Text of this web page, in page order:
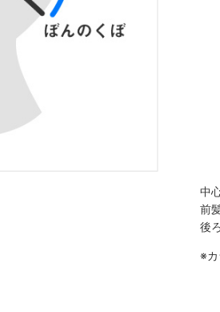
中
前
後
※カ